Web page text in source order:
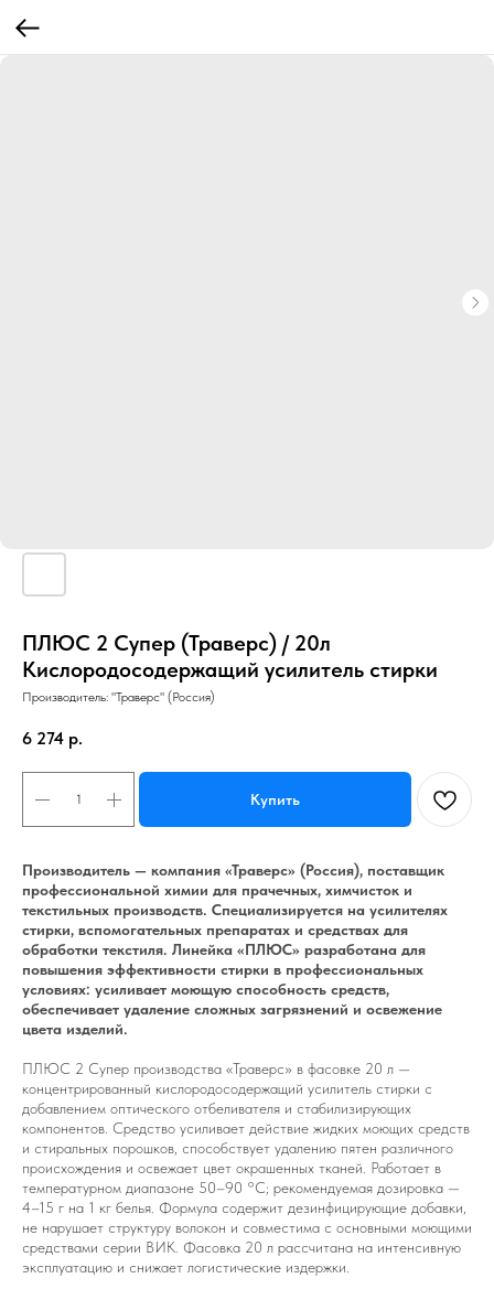
ПЛЮС 2 Супер (Траверс) / 20л
Кислородосодержащий усилитель стирки
Производитель: "Траверс" (Россия)
6 274 р.
Купить
Производитель — компания «Траверс» (Россия), поставщик
профессиональной химии для прачечных, химчисток и
текстильных производств. Специализируется на усилителях
стирки, вспомогательных препаратах и средствах для
обработки текстиля. Линейка «ПЛЮС» разработана для
повышения эффективности стирки в профессиональных
условиях: усиливает моющую способность средств,
обеспечивает удаление сложных загрязнений и освежение
цвета изделий.
ПЛЮС 2 Супер производства «Траверс» в фасовке 20 л —
концентрированный кислородосодержащий усилитель стирки с
добавлением оптического отбеливателя и стабилизирующих
компонентов. Средство усиливает действие жидких моющих средств
и стиральных порошков, способствует удалению пятен различного
происхождения и освежает цвет окрашенных тканей. Работает в
температурном диапазоне 50–90 °C; рекомендуемая дозировка —
4–15 г на 1 кг белья. Формула содержит дезинфицирующие добавки,
не нарушает структуру волокон и совместима с основными моющими
средствами серии ВИК. Фасовка 20 л рассчитана на интенсивную
эксплуатацию и снижает логистические издержки.